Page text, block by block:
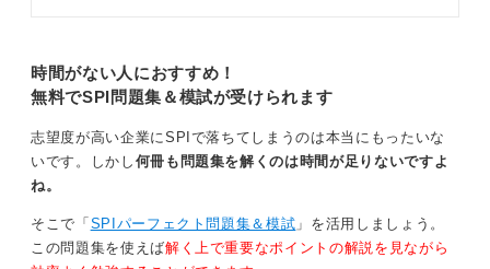
1問あたり60～90秒で解くことができるように意識し
て、解いていきましょう。
性格検査も企業によっては重要視している企業もありま
す。
志向、協調性、慎重さなど企業ごとに重視する資質が異
なるので、志望企業の風土とズレないように意識するこ
分のSPIの対策方法を解説します。
時間がない人におすすめ！
無料でSPI問題集＆模試が受けられます
志望度が高い企業にSPIで落ちてしまうのは本当にもったいな
いです。しかし 何冊も問題集を解くのは時間が足りないですよ
ね。
そこで「 SPIパーフェクト問題集＆模試 」を活用しましょう。
この問題集を使えば解く上で重要なポイントの解説を見ながら